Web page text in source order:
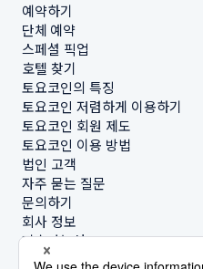
예약하기
단체 예약
스페셜 픽업
호텔 찾기
토요코인의 특징
토요코인 저렴하게 이용하기
토요코인 회원 제도
토요코인 이용 방법
법인 고객
자주 묻는 질문
문의하기
회사 정보
지속가능성